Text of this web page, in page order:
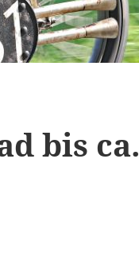
bis ca.